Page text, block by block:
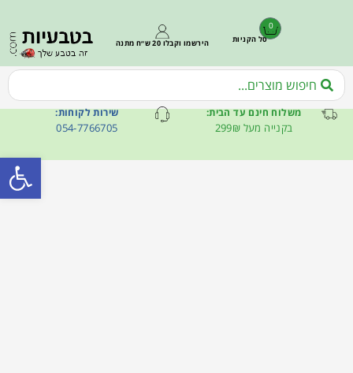
0
סל הקניות הירשמו וקבלו 20 ש״ח מתנה
משלוח חינם עד הבית:
בקנייה מעל 299₪
שירות לקוחות:
054-7766705
פתח